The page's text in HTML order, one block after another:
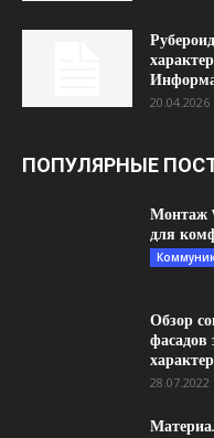
20.04.2026
ПОПУЛЯРНЫЕ
Монтаж
для
Обзор
фасадов
28.07.2022